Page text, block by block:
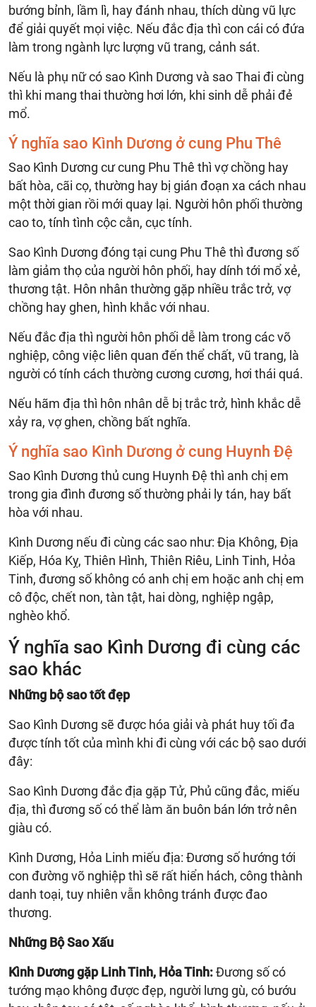
bướng bỉnh, lầm lì, hay đánh nhau, thích dùng vũ lực
để giải quyết mọi việc. Nếu đắc địa thì con cái có đứa
làm trong ngành lực lượng vũ trang, cảnh sát.
Nếu là phụ nữ có sao Kình Dương và sao Thai đi cùng
thì khi mang thai thường hơi lớn, khi sinh dễ phải đẻ
mổ.
Ý nghĩa sao Kình Dương ở cung Phu Thê
Sao Kình Dương cư cung Phu Thê thì vợ chồng hay
bất hòa, cãi cọ, thường hay bị gián đoạn xa cách nhau
một thời gian rồi mới quay lại. Người hôn phối thường
cao to, tính tình cộc cằn, cục tính.
Sao Kình Dương đóng tại cung Phu Thê thì đương số
làm giảm thọ của người hôn phối, hay dính tới mổ xẻ,
thương tật. Hôn nhân thường gặp nhiều trắc trở, vợ
chồng hay ghen, hình khắc với nhau.
Nếu đắc địa thì người hôn phối dễ làm trong các võ
nghiệp, công việc liên quan đến thể chất, vũ trang, là
người có tính cách thường cương cương, hơi thái quá.
Nếu hãm địa thì hôn nhân dễ bị trắc trở, hình khắc dễ
xảy ra, vợ ghen, chồng bất nghĩa.
Ý nghĩa sao Kình Dương ở cung Huynh Đệ
Sao Kình Dương thủ cung Huynh Đệ thì anh chị em
trong gia đình đương số thường phải ly tán, hay bất
hòa với nhau.
Kình Dương nếu đi cùng các sao như: Địa Không, Địa
Kiếp, Hóa Kỵ, Thiên Hình, Thiên Riêu, Linh Tinh, Hỏa
Tinh, đương số không có anh chị em hoặc anh chị em
cô độc, chết non, tàn tật, hai dòng, nghiệp ngập,
nghèo khổ.
Ý nghĩa sao Kình Dương đi cùng các
sao khác
Những bộ sao tốt đẹp
Sao Kình Dương sẽ được hóa giải và phát huy tối đa
được tính tốt của mình khi đi cùng với các bộ sao dưới
đây:
Sao Kình Dương đắc địa gặp Tử, Phủ cũng đắc, miếu
địa, thì đương số có thể làm ăn buôn bán lớn trở nên
giàu có.
Kình Dương, Hỏa Linh miếu địa: Đương số hướng tới
con đường võ nghiệp thì sẽ rất hiển hách, công thành
danh toại, tuy nhiên vẫn không tránh được đao
thương.
Những Bộ Sao Xấu
Kình Dương gặp Linh Tinh, Hỏa Tinh:Đương số có
tướng mạo không được đẹp, người lưng gù, có bướu